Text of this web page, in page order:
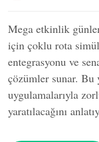
Mega etkinlik
için çoklu rota
entegrasyonu ve
çözümler sunar. Bu
uygulamalarıyla
yaratılacağını